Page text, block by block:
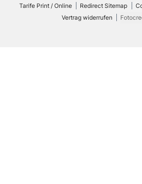
Tarife Print / Online
Redirect Sitemap
Vertrag widerrufen